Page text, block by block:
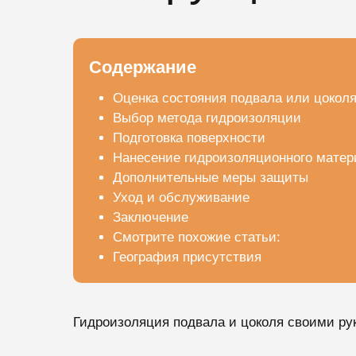
Содержание
Оценка состояния подвала или цоколя
Выбор метода гидроизоляции
Подготовка поверхности
Нанесение гидроизоляционного
Дополнительные меры защиты
Уход и обслуживание
Заключение
Смотрите похожие статьи:
География присутствия
Гидроизоляция подвала и цоколя своими